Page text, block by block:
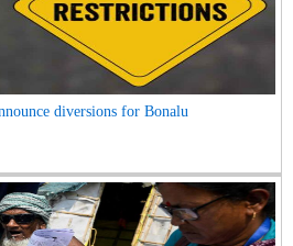
diversions for Bonalu